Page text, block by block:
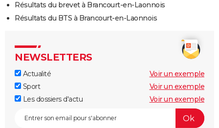
Résultats du brevet à Brancourt-en-Laonnois
Résultats du BTS à Brancourt-en-Laonnois
NEWSLETTERS
Actualité
Voir un exemple
Sport
Voir un exemple
Les dossiers d'actu
Voir un exemple